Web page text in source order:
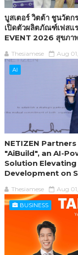
บูสเตอร์ วิตต้า ชูนวัต
เปิดตัวผลิตภัณฑ์เฟสแ
EVENT 2026 สุขภา
Thesiamese Aug
AI
NETIZEN
"AiBuild", an AI-
Solution
Development on
Thesiamese Aug
BUSINESS